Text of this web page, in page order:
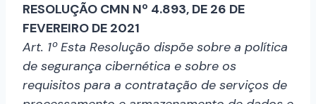
RESOLUÇÃO CMN Nº 4.893, DE 26 DE
FEVEREIRO DE 2021
Art. 1º Esta Resolução dispõe sobre a política
de segurança cibernética e sobre os
requisitos para a contratação de serviços de